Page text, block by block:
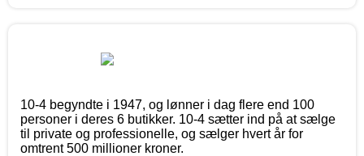
10-4 begyndte i 1947, og lønner i dag flere end 100
personer i deres 6 butikker. 10-4 sætter ind på at sælge
til private og professionelle, og sælger hvert år for
omtrent 500 millioner kroner.